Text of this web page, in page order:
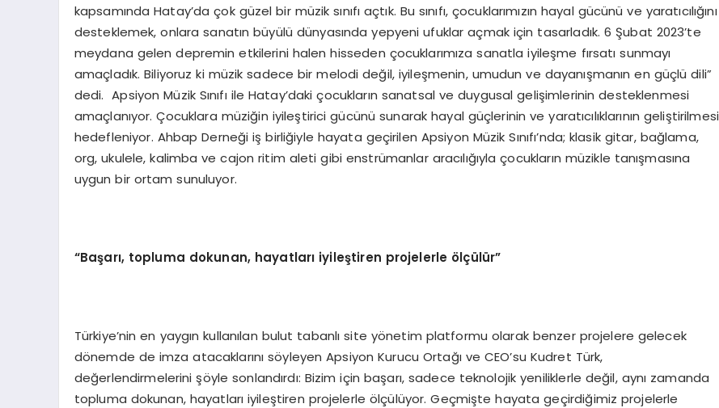
kapsamında Hatay’da çok güzel bir müzik sınıfı açtık. Bu sınıfı, çocuklarımızın hayal gücünü ve yaratıcılığını
desteklemek, onlara sanatın büyülü dünyasında yepyeni ufuklar açmak için tasarladık. 6 Şubat 2023’te
meydana gelen depremin etkilerini halen hisseden çocuklarımıza sanatla iyileşme fırsatı sunmayı
amaçladık. Biliyoruz ki müzik sadece bir melodi değil, iyileşmenin, umudun ve dayanışmanın en güçlü dili”
dedi. Apsiyon Müzik Sınıfı ile Hatay’daki çocukların sanatsal ve duygusal gelişimlerinin desteklenmesi
amaçlanıyor. Çocuklara müziğin iyileştirici gücünü sunarak hayal güçlerinin ve yaratıcılıklarının geliştirilmesi
hedefleniyor. Ahbap Derneği iş birliğiyle hayata geçirilen Apsiyon Müzik Sınıfı’nda; klasik gitar, bağlama,
org, ukulele, kalimba ve cajon ritim aleti gibi enstrümanlar aracılığıyla çocukların müzikle tanışmasına
uygun bir ortam sunuluyor.
“Başarı, topluma dokunan, hayatları iyileştiren projelerle ölçülür”
Türkiye’nin en yaygın kullanılan bulut tabanlı site yönetim platformu olarak benzer projelere gelecek
dönemde de imza atacaklarını söyleyen Apsiyon Kurucu Ortağı ve CEO’su Kudret Türk,
değerlendirmelerini şöyle sonlandırdı: Bizim için başarı, sadece teknolojik yeniliklerle değil, aynı zamanda
topluma dokunan, hayatları iyileştiren projelerle ölçülüyor. Geçmişte hayata geçirdiğimiz projelerle